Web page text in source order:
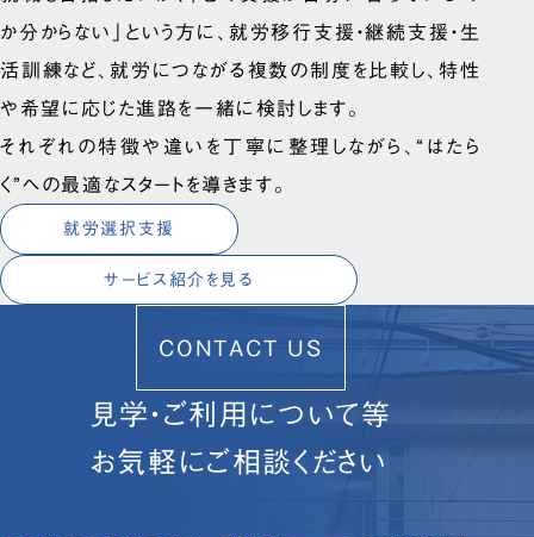
か分からない」という方に、就労移行支援・継続支援・生
活訓練など、就労につながる複数の制度を比較し、特性
や希望に応じた進路を一緒に検討します。
それぞれの特徴や違いを丁寧に整理しながら、“はたら
く”への最適なスタートを導きます。
就労選択支援
サービス紹介を見る
CONTACT US
見学・ご利用について等
お気軽にご相談ください